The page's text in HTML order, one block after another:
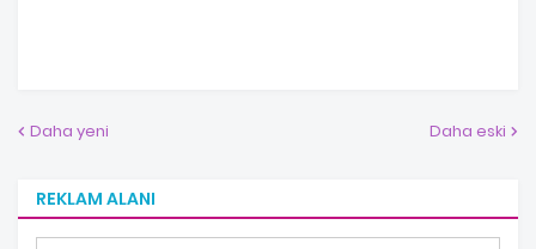
Daha yeni Daha eski
REKLAM ALANI